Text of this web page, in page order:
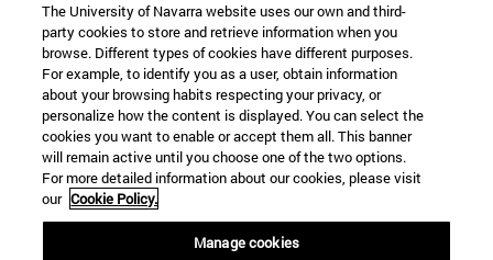
The University of Navarra website uses our own and third-
party cookies to store and retrieve information when you
browse. Different types of cookies have different purposes.
For example, to identify you as a user, obtain information
about your browsing habits respecting your privacy, or
personalize how the content is displayed. You can select the
cookies you want to enable or accept them all. This banner
will remain active until you choose one of the two options.
For more detailed information about our cookies, please visit
our Cookie Policy.
Manage cookies